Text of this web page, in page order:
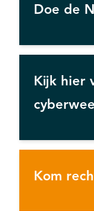
Doe de
Kijk hier
Kom